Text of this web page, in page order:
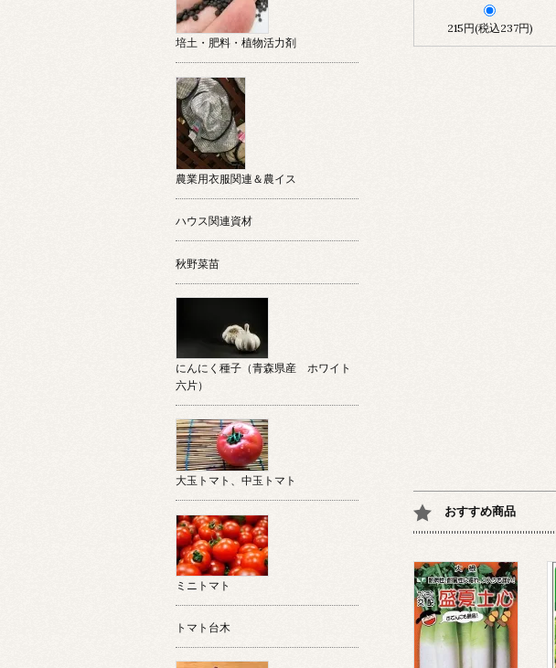
215円(税込237円)
おすすめ商品
培土・肥料・植物活力剤
農業用衣服関連＆農イス
ハウス関連資材
秋野菜苗
にんにく種子（青森県産 ホワイト
六片）
大玉トマト、中玉トマト
ミニトマト
トマト台木